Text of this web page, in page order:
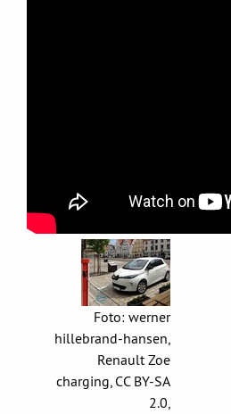
Foto: werner
hillebrand-hansen,
Renault Zoe
charging, CC BY-SA
2.0,